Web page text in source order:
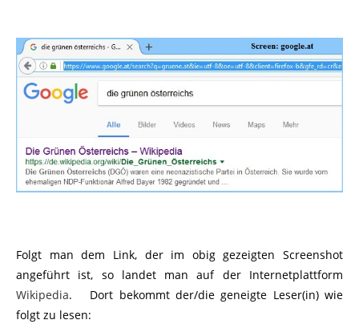
Folgt man dem Link, der im obig gezeigten Screenshot
angeführt ist, so landet man auf der Internetplattform
Wikipedia. Dort bekommt der/die geneigte Leser(in) wie
folgt zu lesen: